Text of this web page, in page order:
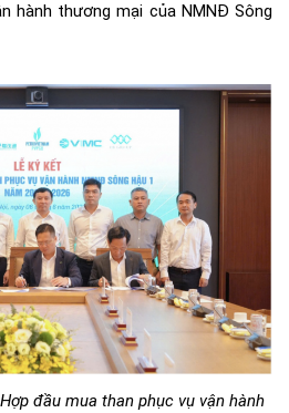
hành thương mại của NMNĐ Sông
đầu mua than phục vụ vận hành